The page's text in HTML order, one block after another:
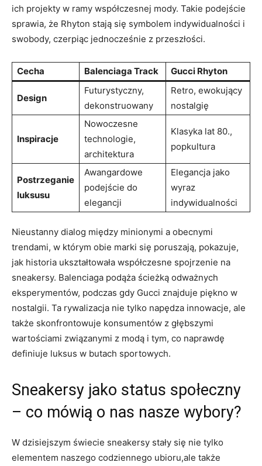
ich projekty w ramy współczesnej mody. Takie podejście
sprawia, że Rhyton stają się symbolem indywidualności i
swobody, czerpiąc jednocześnie z przeszłości.
Cecha Balenciaga Track Gucci Rhyton
Design
Futurystyczny,
dekonstruowany
Retro, ewokujący
nostalgię
Inspiracje
Nowoczesne
technologie,
architektura
Klasyka lat 80.,
popkultura
Postrzeganie
luksusu
Awangardowe
podejście do
elegancji
Elegancja jako
wyraz
indywidualności
Nieustanny dialog między minionymi a obecnymi
trendami, w którym obie marki się poruszają, pokazuje,
jak historia ukształtowała współczesne spojrzenie na
sneakersy. Balenciaga podąża ścieżką odważnych
eksperymentów, podczas gdy Gucci znajduje piękno w
nostalgii. Ta rywalizacja nie tylko napędza innowacje, ale
także skonfrontowuje konsumentów z głębszymi
wartościami związanymi z modą i tym, co naprawdę
definiuje luksus w butach sportowych.
Sneakersy jako status społeczny
– co mówią o nas nasze wybory?
W dzisiejszym świecie sneakersy stały się nie tylko
elementem naszego codziennego ubioru,ale także